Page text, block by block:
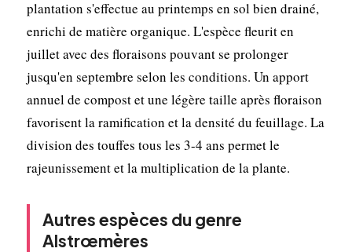
plantation s'effectue au printemps en sol bien drainé,
enrichi de matière organique. L'espèce fleurit en
juillet avec des floraisons pouvant se prolonger
jusqu'en septembre selon les conditions. Un apport
annuel de compost et une légère taille après floraison
favorisent la ramification et la densité du feuillage. La
division des touffes tous les 3-4 ans permet le
rajeunissement et la multiplication de la plante.
Autres espèces du genre
Alstrœmères